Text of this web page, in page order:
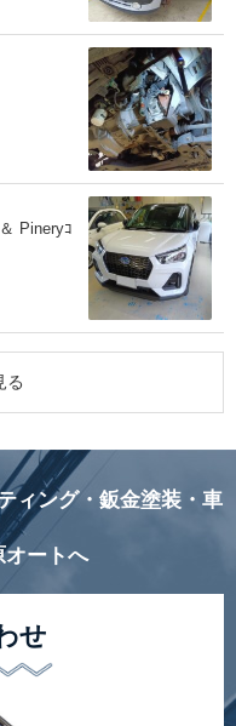
Pineryｺ
る
ィング・鈑金塗装・車
オートへ
せ